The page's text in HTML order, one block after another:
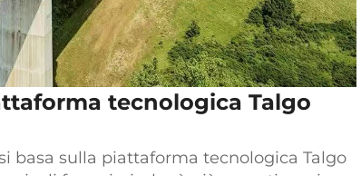
tecnologica Talgo
basa sulla piattaforma tecnologica Talgo